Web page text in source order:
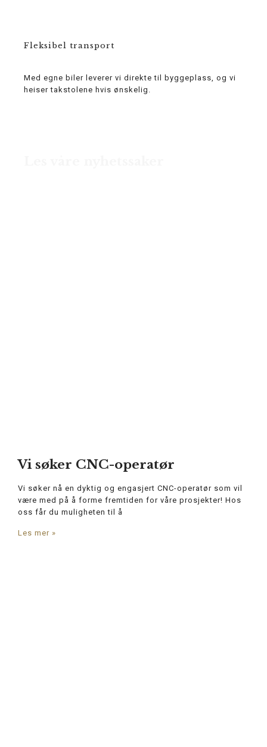
Fleksibel transport
Med egne biler leverer vi direkte til byggeplass, og vi
heiser takstolene hvis ønskelig.
Vi søker CNC-operatør
Vi søker nå en dyktig og engasjert CNC-operatør som vil
være med på å forme fremtiden for våre prosjekter! Hos
oss får du muligheten til å
Les mer »